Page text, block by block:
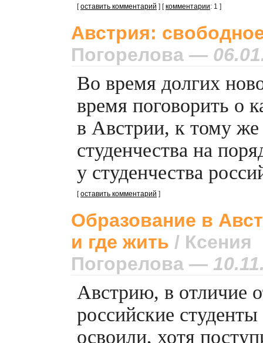
[оставить комментарий ] [комментарии: 1 ]
Австрия:
Погорелова —
Во время долгих
время поговорить о
в Австрии, к тому же
студенчества на
у студенчества
[оставить комментарий ]
Образование в
и где жить / Ксения
Погорелова —
Австрию, в отличие
российские
освоили, хотя